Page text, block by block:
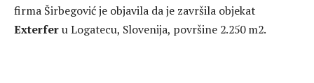
firma Širbegović je objavila da je završila objekat
Exterferu Logatecu, Slovenija, površine 2.250 m2.